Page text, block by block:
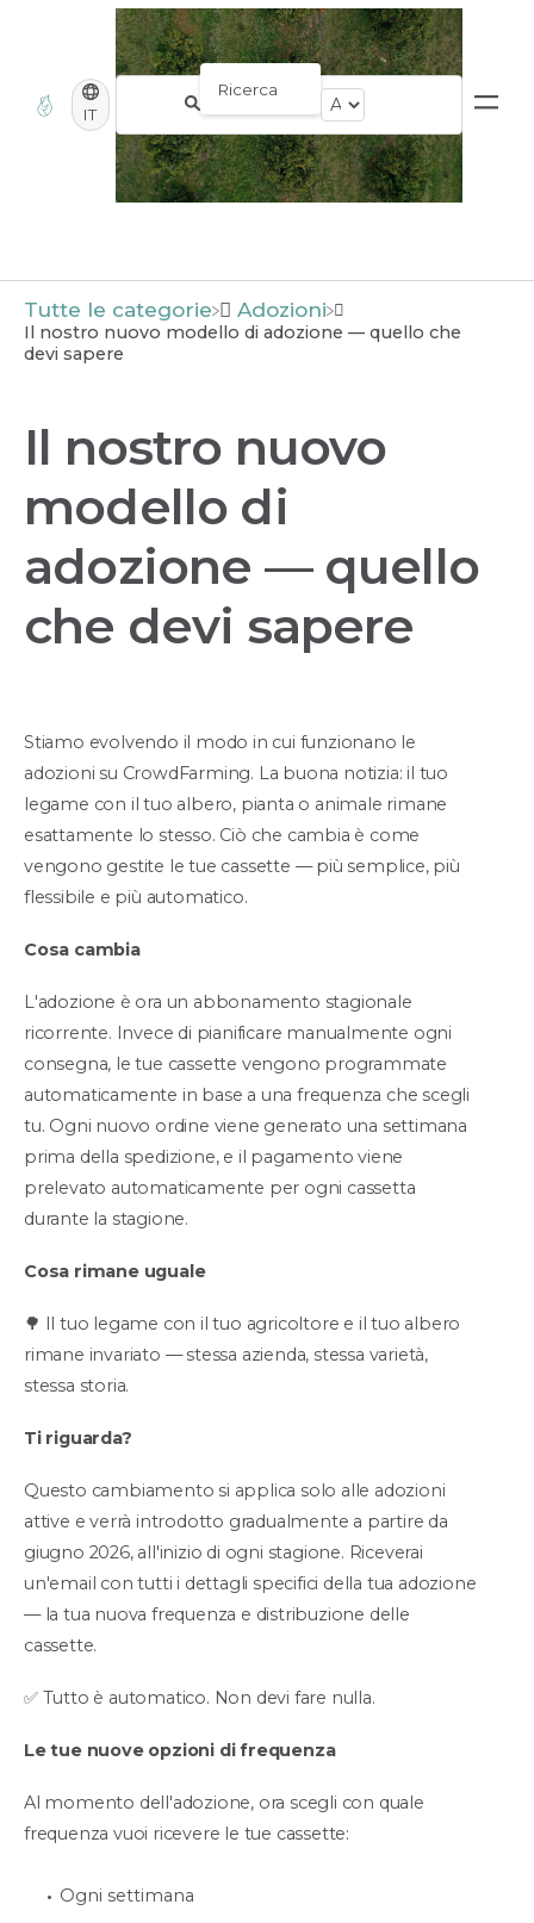
IT
Tutte le categorie ​Adozioni
Il nostro nuovo modello di adozione — quello che
devi sapere
Il nostro nuovo
modello di
adozione — quello
che devi sapere
Stiamo evolvendo il modo in cui funzionano le
adozioni su CrowdFarming. La buona notizia: il tuo
legame con il tuo albero, pianta o animale rimane
esattamente lo stesso. Ciò che cambia è come
vengono gestite le tue cassette — più semplice, più
flessibile e più automatico.
Cosa cambia
L'adozione è ora un abbonamento stagionale
ricorrente. Invece di pianificare manualmente ogni
consegna, le tue cassette vengono programmate
automaticamente in base a una frequenza che scegli
tu. Ogni nuovo ordine viene generato una settimana
prima della spedizione, e il pagamento viene
prelevato automaticamente per ogni cassetta
durante la stagione.
Cosa rimane uguale
🌳 Il tuo legame con il tuo agricoltore e il tuo albero
rimane invariato — stessa azienda, stessa varietà,
stessa storia.
Ti riguarda?
Questo cambiamento si applica solo alle adozioni
attive e verrà introdotto gradualmente a partire da
giugno 2026, all'inizio di ogni stagione. Riceverai
un'email con tutti i dettagli specifici della tua adozione
— la tua nuova frequenza e distribuzione delle
cassette.
✅ Tutto è automatico. Non devi fare nulla.
Le tue nuove opzioni di frequenza
Al momento dell'adozione, ora scegli con quale
frequenza vuoi ricevere le tue cassette:
Ogni settimana